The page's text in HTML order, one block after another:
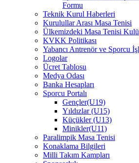
Formu
Teknik Kurul Haberleri
Kurulullar Arası Masa Tenisi
Ülkemizdeki Masa Tenisi
KVKK Politikası
Yabancı Antrenör ve Sporcu
Logolar
Ücret Tablosu
Medya Odası
Banka Hesapları
Sporcu Portalı
Gençler(U19)
Yıldızlar (U15)
Küçükler (U13)
Minikler(U11)
Paralimpik Masa Tenisi
Konaklama Bilgileri
Milli Takım Kampları